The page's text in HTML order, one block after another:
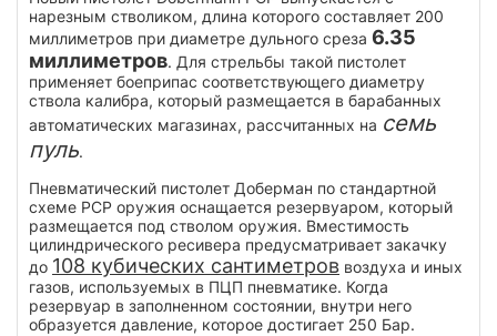
нарезным стволиком, длина которого составляет 200
миллиметров при диаметре дульного среза 6.35
миллиметров. Для стрельбы такой пистолет
применяет боеприпас соответствующего диаметру
ствола калибра, который размещается в барабанных
автоматических магазинах, рассчитанных на семь
пуль.
Пневматический пистолет Доберман по стандартной
схеме РСР оружия оснащается резервуаром, который
размещается под стволом оружия. Вместимость
цилиндрического ресивера предусматривает закачку
до 108 кубических сантиметров воздуха и иных
газов, используемых в ПЦП пневматике. Когда
резервуар в заполненном состоянии, внутри него
образуется давление, которое достигает 250 Бар.